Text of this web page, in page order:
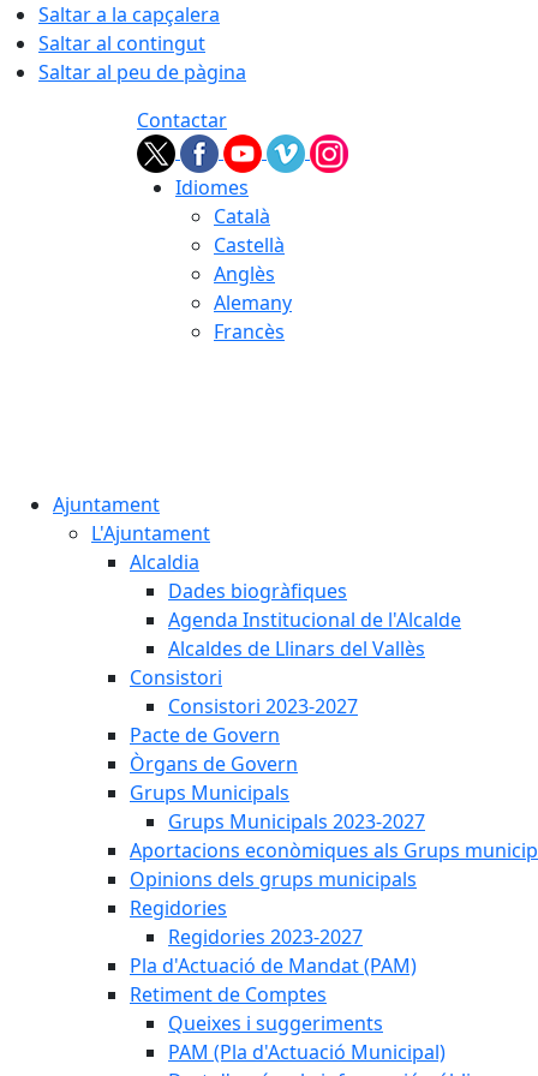
Saltar a la capçalera
Saltar al contingut
Saltar al peu de pàgina
Contactar
Idiomes
Català
Castellà
Anglès
Alemany
Francès
Ajuntament
L'Ajuntament
Alcaldia
Dades biogràfiques
Agenda Institucional de l'Alcalde
Alcaldes de Llinars del Vallès
Consistori
Consistori 2023-2027
Pacte de Govern
Òrgans de Govern
Grups Municipals
Grups Municipals 2023-2027
Aportacions econòmiques als Grups
Opinions dels grups municipals
Regidories
Regidories 2023-2027
Pla d'Actuació de Mandat (PAM)
Retiment de Comptes
Queixes i suggeriments
PAM (Pla d'Actuació Municipal)